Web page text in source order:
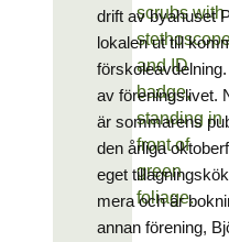
drift av byahuset
lokalen ut till
av föreningslivet.
är sommarens
den årliga
eget
mera och är
annan förening,